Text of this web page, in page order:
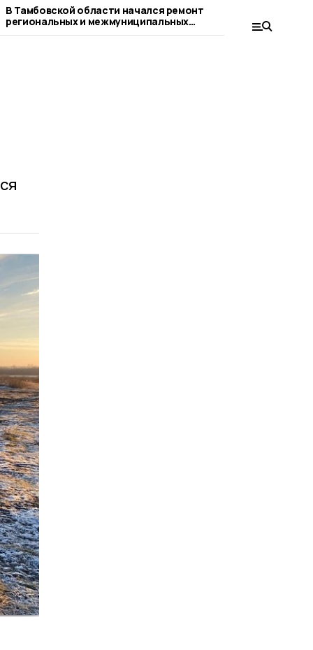
В Тамбовской области начался ремонт
региональных и межмуниципальных
дорог
завоевали
конкурсе